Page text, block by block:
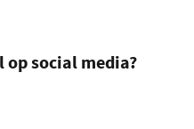
social media?